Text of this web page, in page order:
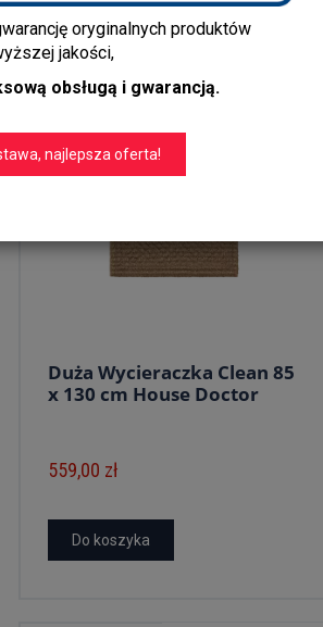
oryginalnych produktów
jakości,
obsługą i gwarancją.
najlepsza oferta!
Duża Wycieraczka Clean 85
x 130 cm House Doctor
559,00 zł
Do koszyka